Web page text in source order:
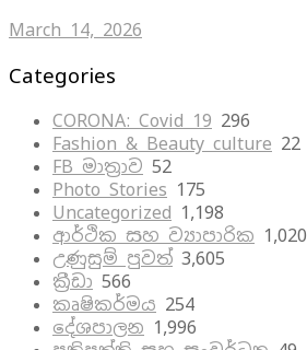
March 14, 2026
Categories
CORONA: Covid 19 296
Fashion & Beauty culture 22
FB මාත්‍රාව 52
Photo Stories 175
Uncategorized 1,198
ආර්ථික සහ ව්‍යාපාරික 1,020
උණුසුම් පුවත් 3,605
ක්‍රීඩා 566
කෘෂිකර්මය 254
දේශපාලන 1,996